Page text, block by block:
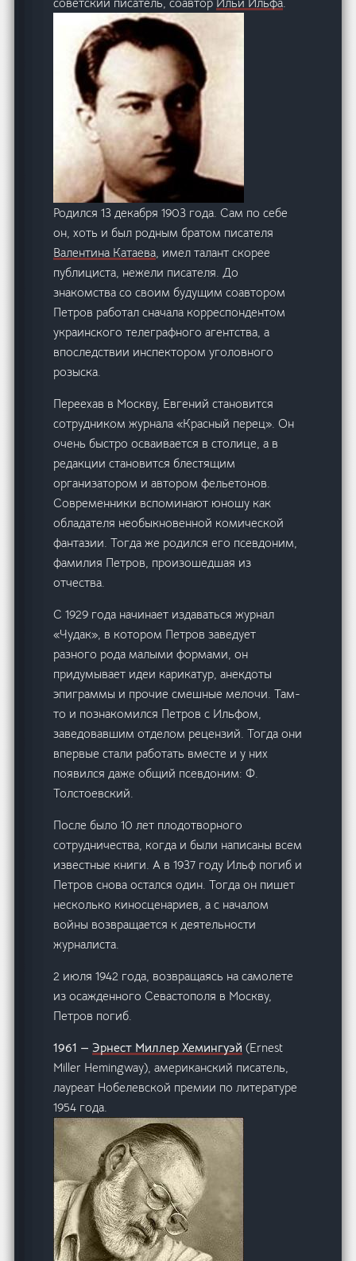
Родился 13 декабря 1903 года. Сам по себе
он, хоть и был родным братом писателя
Валентина Катаева, имел талант скорее
публициста, нежели писателя. До
знакомства со своим будущим соавтором
Петров работал сначала корреспондентом
украинского телеграфного агентства, а
впоследствии инспектором уголовного
розыска.
Переехав в Москву, Евгений становится
сотрудником журнала «Красный перец». Он
очень быстро осваивается в столице, а в
редакции становится блестящим
организатором и автором фельетонов.
Современники вспоминают юношу как
обладателя необыкновенной комической
фантазии. Тогда же родился его псевдоним,
фамилия Петров, произошедшая из
отчества.
С 1929 года начинает издаваться журнал
«Чудак», в котором Петров заведует
разного рода малыми формами, он
придумывает идеи карикатур, анекдоты
эпиграммы и прочие смешные мелочи. Там-
то и познакомился Петров с Ильфом,
заведовавшим отделом рецензий. Тогда они
впервые стали работать вместе и у них
появился даже общий псевдоним: Ф.
Толстоевский.
После было 10 лет плодотворного
сотрудничества, когда и были написаны всем
известные книги. А в 1937 году Ильф погиб и
Петров снова остался один. Тогда он пишет
несколько киносценариев, а с началом
войны возвращается к деятельности
журналиста.
2 июля 1942 года, возвращаясь на самолете
из осажденного Севастополя в Москву,
Петров погиб.
1961 — Эрнест Миллер Хемингуэй (Ernest
Miller Hemingway), американский писатель,
лауреат Нобелевской премии по литературе
1954 года.